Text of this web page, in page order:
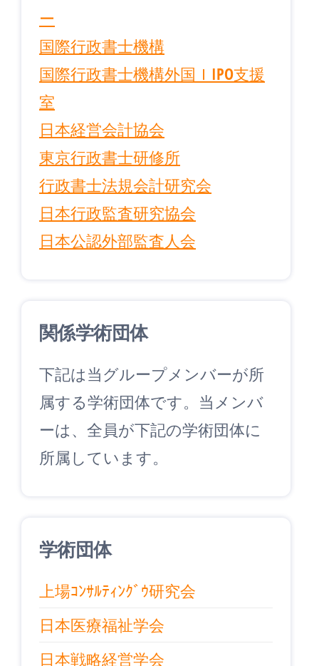
ー
国際行政書士機構
国際行政書士機構外国ＩIPO支援
室
日本経営会計協会
東京行政書士研修所
行政書士法規会計研究会
日本行政監査研究協会
日本公認外部監査人会
関係学術団体
下記は当グループメンバーが所
属する学術団体です。当メンバ
ーは、全員が下記の学術団体に
所属しています。
学術団体
上場ｺﾝｻﾙﾃｨﾝｸﾞｳ研究会
日本医療福祉学会
日本戦略経営学会